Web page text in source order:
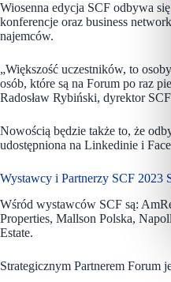
Wiosenna edycja SCF odbywa
konferencje oraz business
najemców.
„Większość uczestników, to
osób, które są na Forum po raz
Radosław Rybiński, dyrektor
Nowością będzie także to, że
udostępniona na Linkedinie i
Wystawcy i Partnerzy SCF 2023
Wśród wystawców SCF są:
Properties, Mallson Polska,
Estate.
Strategicznym Partnerem Forum